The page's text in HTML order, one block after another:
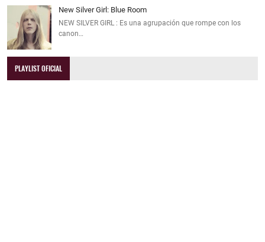
New Silver Girl: Blue Room
NEW SILVER GIRL : Es una agrupación que rompe con los
canon…
PLAYLIST OFICIAL